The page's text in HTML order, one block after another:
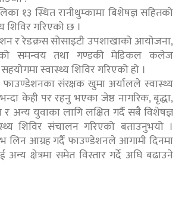
१३ स्थित रानीथुम्कामा बिशेषज्ञ सहितको
गरिएको छ ।
र रेडक्रस सोसाइटी उपशाखाको आयोजना,
समन्वय तथा गण्डकी मेडिकल कलेज
स्वास्थ्य शिविर गरिएको हो ।
फाउण्डेशनका संरक्षक खुमा अर्यालले स्वास्थ्य
केही पर रहनु भएका जेष्ठ नागरिक, बृद्धा,
अन्य युवाका लागि लक्षित गर्दै सबै विशेषज्ञ
शिविर संचालन गरिएको बताउनुभयो ।
लिन आग्रह गर्दै फाउण्डेशनले आगामी दिनमा
अन्य क्षेत्रमा समेत विस्तार गर्दे अघि बढाउने